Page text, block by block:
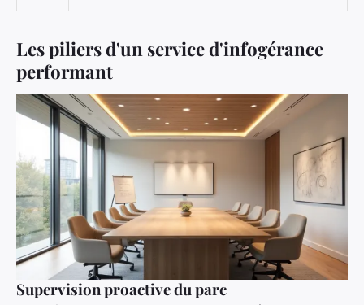
Les piliers d'un service d'infogérance
performant
Supervision proactive du parc